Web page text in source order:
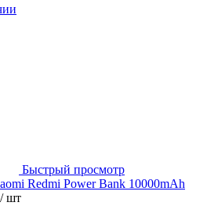
Быстрый просмотр
Redmi Power Bank 10000mAh
/ шт